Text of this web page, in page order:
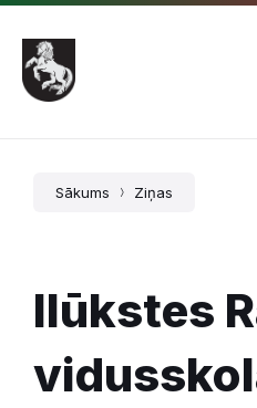
Pāriet
saturu
Skip
main
navigation
Skip
footer
Sākums Ziņas
Ilūkstes